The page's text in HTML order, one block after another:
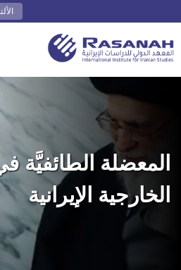
المعضلة الطائفيَّة
الخارجية الإيرانية